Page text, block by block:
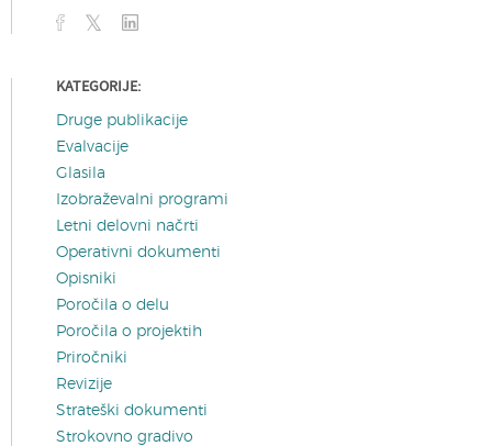
KATEGORIJE:
Druge publikacije
Evalvacije
Glasila
Izobraževalni programi
Letni delovni načrti
Operativni dokumenti
Opisniki
Poročila o delu
Poročila o projektih
Priročniki
Revizije
Strateški dokumenti
Strokovno gradivo